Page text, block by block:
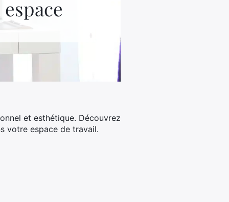
et esthétique. Découvrez
votre espace de travail.